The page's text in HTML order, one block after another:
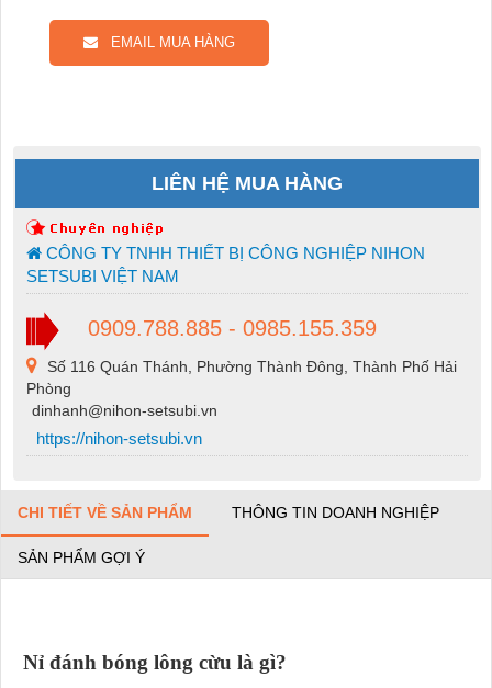
EMAIL MUA HÀNG
LIÊN HỆ MUA HÀNG
CÔNG TY TNHH THIẾT BỊ CÔNG NGHIỆP NIHON
SETSUBI VIỆT NAM
0909.788.885 - 0985.155.359
Số 116 Quán Thánh, Phường Thành Đông, Thành Phố Hải
Phòng
dinhanh@nihon-setsubi.vn
https://nihon-setsubi.vn
CHI TIẾT VỀ SẢN PHẨM THÔNG TIN DOANH NGHIỆP
SẢN PHẨM GỢI Ý
Nỉ đánh bóng lông cừu là gì?